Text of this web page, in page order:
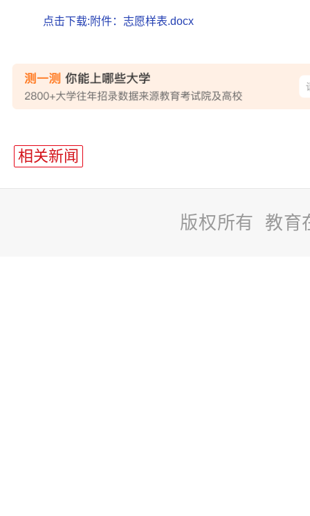
点击下载:附件：志愿样表.docx
相关新闻
版权所有 教育